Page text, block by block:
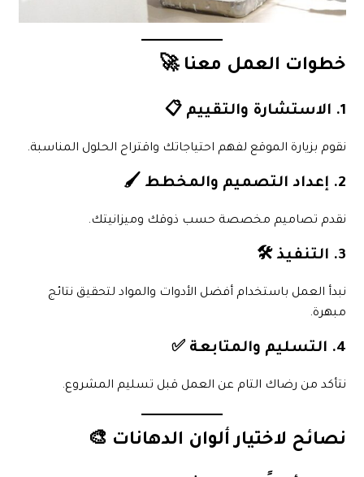
خطوات العمل معنا 🚀
1. الاستشارة والتقييم 📋
نقوم بزيارة الموقع لفهم احتياجاتك واقتراح الحلول المناسبة.
2. إعداد التصميم والمخطط 🖌️
نقدم تصاميم مخصصة حسب ذوقك وميزانيتك.
3. التنفيذ 🛠️
نبدأ العمل باستخدام أفضل الأدوات والمواد لتحقيق نتائج
مبهرة.
4. التسليم والمتابعة ✅
نتأكد من رضاك التام عن العمل قبل تسليم المشروع.
نصائح لاختيار ألوان الدهانات 🎨